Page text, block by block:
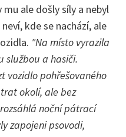
ale došly síly a nebyl
kde se nachází, ale
"Na místo vyrazila
službou a hasiči.
vozidlo pohřešovaného
okolí, ale bez
noční pátrací
zapojeni psovodi,